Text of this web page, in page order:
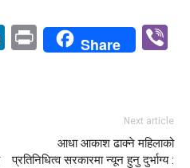
LinkedIn
PrintShare
Next article
आधा आकाश ढाक्ने महिलाको
प्रतिनिधित्व सरकारमा न्यून हुनु दुर्भाग्य :